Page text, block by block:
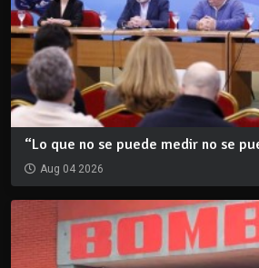
“Lo que no se puede medir no se
Aug 04 2026